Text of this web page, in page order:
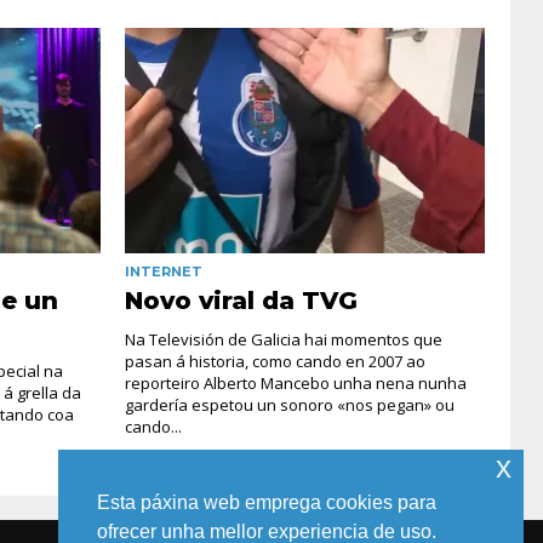
un
na
grella da
coa
INTERNET
Novo viral da TVG
Na Televisión de Galicia hai momentos que
pasan á historia, como cando en 2007 ao
reporteiro Alberto Mancebo unha nena nunha
gardería espetou un sonoro «nos pegan» ou
cando...
Esta páxina web emprega cookies para
ofrecer unha mellor experiencia de uso.
x